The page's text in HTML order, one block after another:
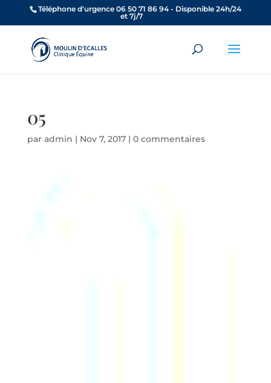
Téléphone d'urgence 06 50 71 86 94 - Disponible 24h/24
et 7j/7
05
par admin | Nov 7, 2017| 0 commentaires